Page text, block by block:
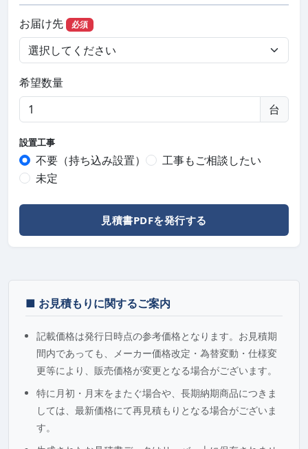
お届け先 必須
希望数量
台
設置工事
不要（持ち込み設置）
工事もご相談したい
未定
見積書PDFを発行する
■ お見積もりに関するご案内
記載価格は発行日時点の参考価格となります。お見積期
間内であっても、メーカー価格改定・為替変動・仕様変
更等により、販売価格が変更となる場合がございます。
特に月初・月末をまたぐ場合や、長期納期商品につきま
しては、最新価格にて再見積もりとなる場合がございま
す。